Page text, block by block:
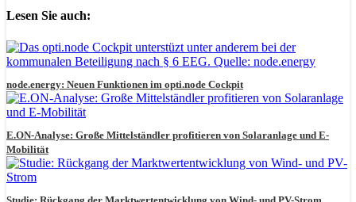
Lesen Sie auch:
node.energy: Neuen Funktionen im opti.node Cockpit
E.ON-Analyse: Große Mittelständler profitieren von Solaranlage und E-
Mobilität